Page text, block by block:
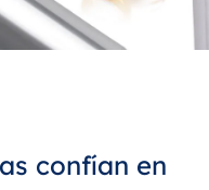
confían en